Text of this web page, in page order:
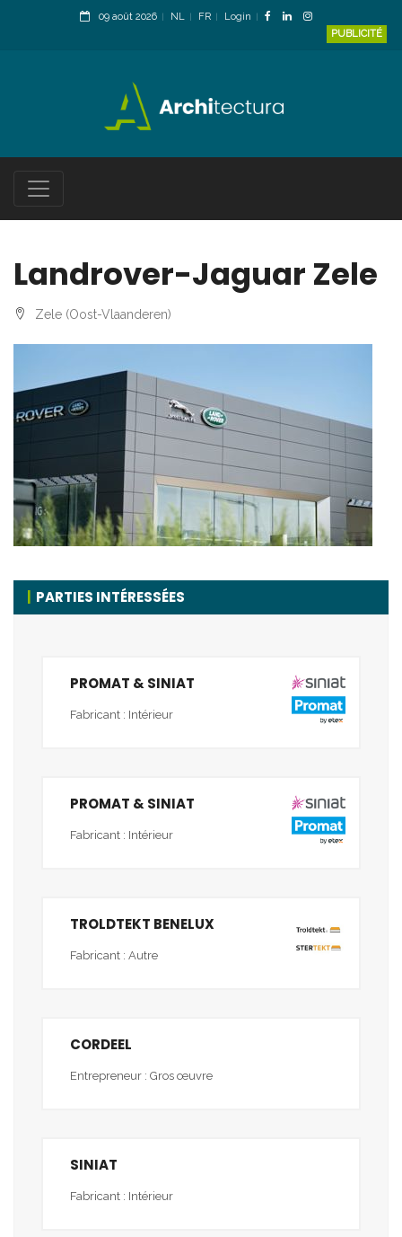
09 août 2026 NL FR
Login
PUBLICITÉ
Landrover-Jaguar Zele
Zele (Oost-Vlaanderen)
PARTIES INTÉRESSÉES
PROMAT & SINIAT
Fabricant : Intérieur
PROMAT & SINIAT
Fabricant : Intérieur
TROLDTEKT BENELUX
Fabricant : Autre
CORDEEL
Entrepreneur : Gros œuvre
SINIAT
Fabricant : Intérieur